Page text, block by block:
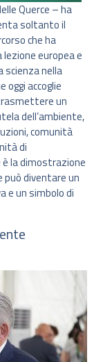
Querce – ha
soltanto il
che ha
europea e
scienza nella
oggi accoglie
un
dell’ambiente,
comunità
di
è la dimostrazione
può diventare un
e un simbolo di